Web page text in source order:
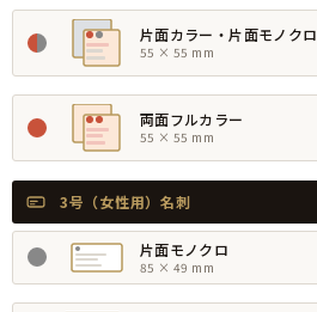
片面カラー・片面モノクロ
55 × 55 mm
両面フルカラー
55 × 55 mm
3号（女性用）名刺
片面モノクロ
85 × 49 mm